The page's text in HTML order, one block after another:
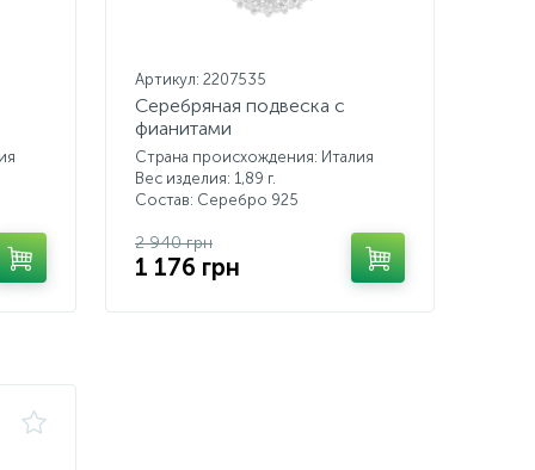
Артикул: 2207535
Серебряная подвеска с
фианитами
Страна происхождения: Италия
Вес изделия: 1,89 г.
Состав: Серебро 925
2 940 грн
1 176 грн